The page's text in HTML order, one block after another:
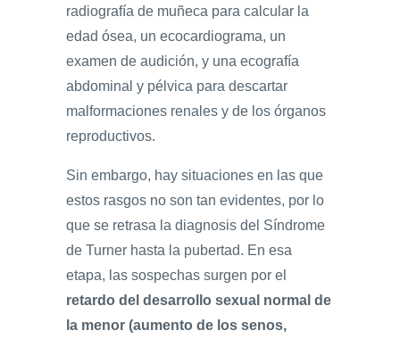
radiografía de muñeca para calcular la
edad ósea, un ecocardiograma, un
examen de audición, y una ecografía
abdominal y pélvica para descartar
malformaciones renales y de los órganos
reproductivos.
Sin embargo, hay situaciones en las que
estos rasgos no son tan evidentes, por lo
que se retrasa la diagnosis del Síndrome
de Turner hasta la pubertad. En esa
etapa, las sospechas surgen por el
retardo del desarrollo sexual normal de
la menor (aumento de los senos,